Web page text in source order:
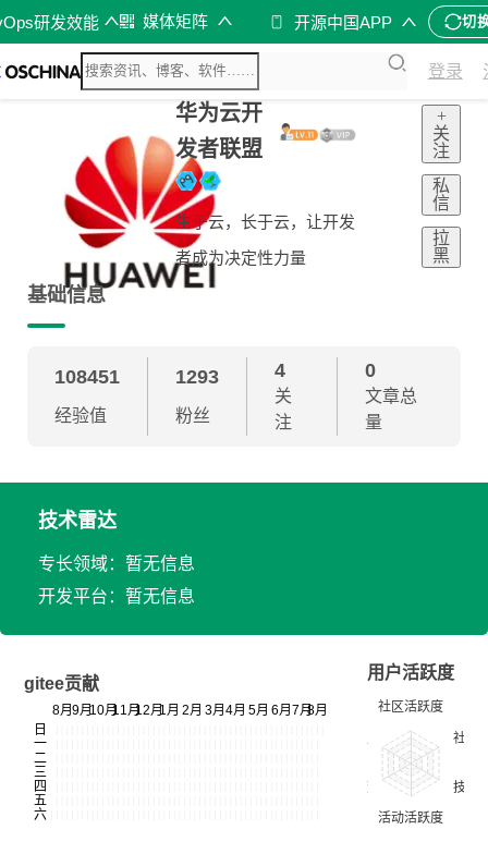
研发效能 媒体矩阵 开源中国APP 切
登录
华为云开
发者联盟
生于云，长于云，让开发
者成为决定性力量
+
关
注
私
信
拉
黑
基础信息
108451
经验值
1293
粉丝
4
关
注
0
文章总
量
技术雷达
专长领域：暂无信息
开发平台：暂无信息
gitee贡献
用户活跃度